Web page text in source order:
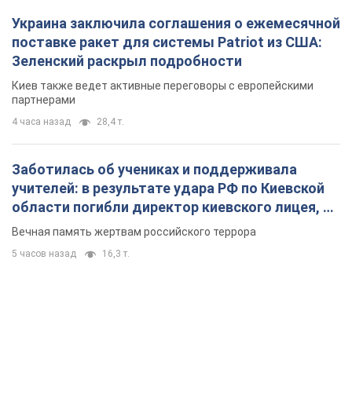
Украина заключила соглашения о ежемесячной
поставке ракет для системы Patriot из США:
Зеленский раскрыл подробности
Киев также ведет активные переговоры с европейскими
партнерами
4 часа назад 28,4 т.
Заботилась об учениках и поддерживала
учителей: в результате удара РФ по Киевской
области погибли директор киевского лицея, её
муж и внук
Вечная память жертвам российского террора
5 часов назад 16,3 т.